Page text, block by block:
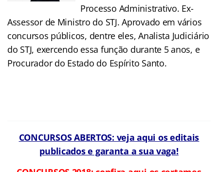
Processo Administrativo. Ex-
Assessor de Ministro do STJ. Aprovado em vários
concursos públicos, dentre eles, Analista Judiciário
do STJ, exercendo essa função durante 5 anos, e
Procurador do Estado do Espírito Santo.
CONCURSOS ABERTOS: veja aqui os editais
publicados e garanta a sua vaga!